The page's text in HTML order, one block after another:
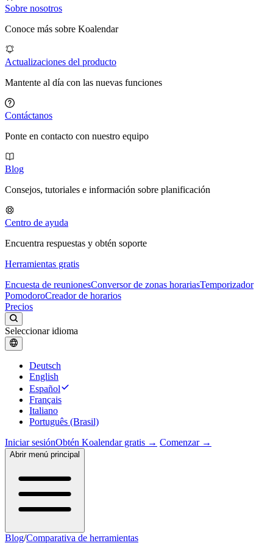
Sobre nosotros
Conoce más sobre Koalendar
Actualizaciones del producto
Mantente al día con las nuevas funciones
Contáctanos
Ponte en contacto con nuestro equipo
Blog
Consejos, tutoriales e información sobre planificación
Centro de ayuda
Encuentra respuestas y obtén soporte
Herramientas gratis
Encuesta de reunionesConversor de zonas horariasTemporizador
PomodoroCreador de horarios
Precios
Seleccionar idioma
Deutsch
English
Español
Français
Italiano
Português (Brasil)
Iniciar sesiónObtén Koalendar gratis → Comenzar →
Abrir menú principal
Blog/Comparativa de herramientas